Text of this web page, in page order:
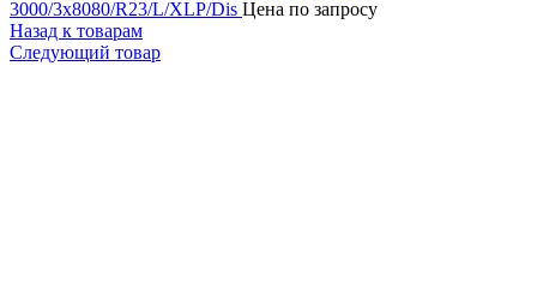
3000/3x8080/R23/L/XLP/Dis Цена по запросу
Назад к товарам
Следующий товар